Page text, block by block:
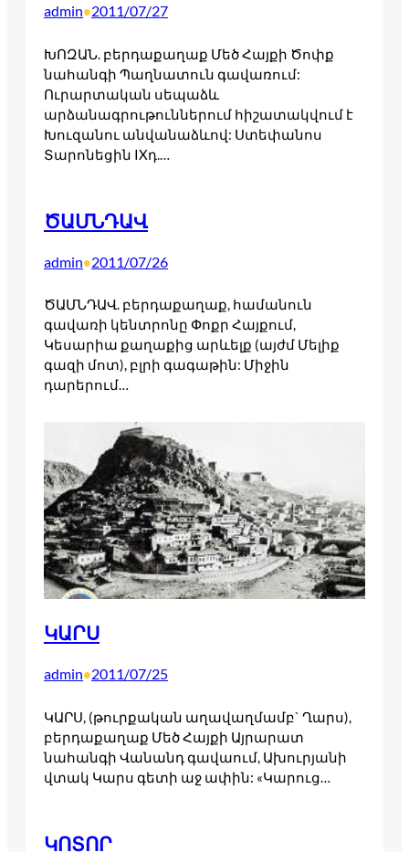
admin•2011/07/27
ԽՈԶԱՆ. բերդաքաղաք Մեծ Հայքի Ծոփք
նահանգի Պաղնատուն գավառում:
Ուրարտական սեպաձև
արձանագրութուններում հիշատակվում է
Խուզանու անվանաձևով: Ստեփանոս
Տարոնեցին IXդ.…
ԾԱՄՆԴԱՎ
admin•2011/07/26
ԾԱՄՆԴԱՎ. բերդաքաղաք, համանուն
գավառի կենտրոնը Փոքր Հայքում,
Կեսարիա քաղաքից արևելք (այժմ Մելիք
գազի մոտ), բլրի գագաթին: Միջին
դարերում…
ԿԱՐՍ
admin•2011/07/25
ԿԱՐՍ, (թուրքական աղավաղմամբ` Ղարս),
բերդաքաղաք Մեծ Հայքի Այրարատ
նահանգի Վանանդ գավաում, Ախուրյանի
վտակ Կարս գետի աջ ափին: «Կարուց…
ԿՈՏՈՐ